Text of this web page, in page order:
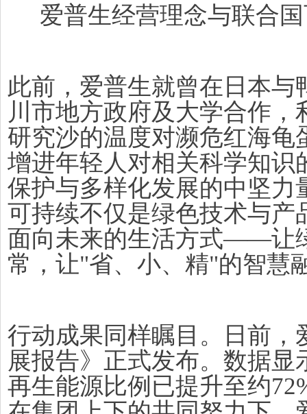
爱普生经营理念与联合
此前，爱普生就曾在日本
川市地方政府及大学合作
研究沙的温度对濒危红海龟
增进年轻人对相关科学知识
保护与多样化发展的中坚力
可持续不仅是绿色技术与产
面向未来的生活方式——让
常，让"省、小、精"的智慧
行动成果同样瞩目。日前，
展报告》正式发布。数据显
再生能源比例已提升至约